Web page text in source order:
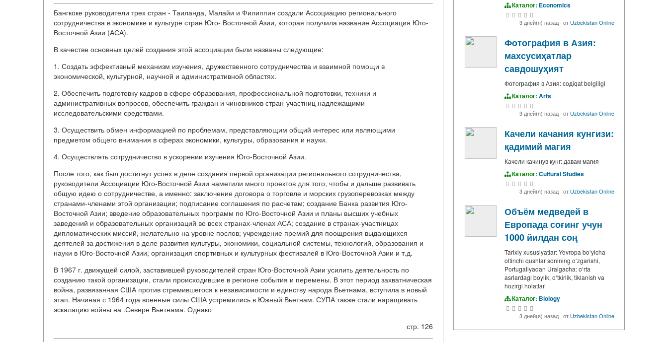
Бангкоке руководители трех стран - Таиланда, Малайи и Филиппин создали Ассоциацию регионального
сотрудничества в экономике и культуре стран Юго- Восточной Азии, которая получила название Ассоциация Юго-
Восточной Азии (АСА).
В качестве основных целей создания этой ассоциации были названы следующие:
1. Создать эффективный механизм изучения, дружественного сотрудничества и взаимной помощи в
экономической, культурной, научной и административной областях.
2. Обеспечить подготовку кадров в сфере образования, профессиональной подготовки, техники и
административных вопросов, обеспечить граждан и чиновников стран-участниц надлежащими
исследовательскими средствами.
3. Осуществить обмен информацией по проблемам, представляющим общий интерес или являющими
предметом общего внимания в сферах экономики, культуры, образования и науки.
4. Осуществлять сотрудничество в ускорении изучения Юго-Восточной Азии.
После того, как был достигнут успех в деле создания первой организации регионального сотрудничества,
руководители Ассоциации Юго-Восточной Азии наметили много проектов для того, чтобы и дальше развивать
общую идею о сотрудничестве, а именно: заключение договора о торговле и морских грузоперевозках между
странами-членами этой организации; подписание соглашения по расчетам; создание Банка развития Юго-
Восточной Азии; введение образовательных программ по Юго-Восточной Азии и планы высших учебных
заведений и образовательных организаций во всех странах-членах АСА; создание в странах-участницах
дипломатических миссий, желательно на уровне послов; учреждение премий для поощрения выдающихся
деятелей за достижения в деле развития культуры, экономики, социальной системы, технологий, образования и
науки в Юго-Восточной Азии; организация спортивных и культурных фестивалей в Юго-Восточной Азии и т.д.
В 1967 г. движущей силой, заставившей руководителей стран Юго-Восточной Азии усилить деятельность по
созданию такой организации, стали происходившие в регионе события и перемены. В этот период захватническая
война, развязанная США против стремившегося к независимости и единству народа Вьетнама, вступила в новый
этап. Начиная с 1964 года военные силы США устремились в Южный Вьетнам. СУПА также стали наращивать
эскалацию войны на .Севере Вьетнама. Однако
стр. 126
Каталог: Economics
3 дней(я) назад· от Uzbekistan Online
Фотография в Азия:
махсусиҳатлар
савдошуҳият
Фотография в Азия: содiqat belgiligi
Каталог: Arts
3 дней(я) назад· от Uzbekistan Online
Качели качания кунгизи:
қадимий магия
Качели качинув кунг: давам магия
Каталог: Cultural Studies
3 дней(я) назад· от Uzbekistan Online
Объём медведей в
Европада соғинг учун
1000 йилдан соң
Tarixiy xususiyatlar: Yevropa boʻyicha
oltinchi qushlar sonining oʻzgarishi,
Portugaliyadan Uralgacha: oʻrta
asrlardagi boylik, oʻtkirlik, tiklanish va
hozirgi holatlar.
Каталог: Biology
3 дней(я) назад· от Uzbekistan Online